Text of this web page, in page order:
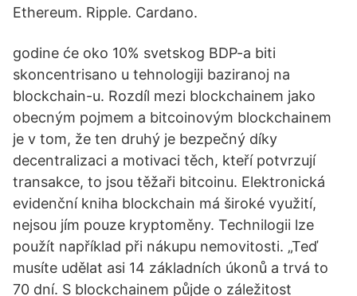
Ethereum. Ripple. Cardano.
godine će oko 10% svetskog BDP-a biti
skoncentrisano u tehnologiji baziranoj na
blockchain-u. Rozdíl mezi blockchainem jako
obecným pojmem a bitcoinovým blockchainem
je v tom, že ten druhý je bezpečný díky
decentralizaci a motivaci těch, kteří potvrzují
transakce, to jsou těžaři bitcoinu. Elektronická
evidenční kniha blockchain má široké využití,
nejsou jím pouze kryptoměny. Technilogii lze
použít například při nákupu nemovitosti. „Teď
musíte udělat asi 14 základních úkonů a trvá to
70 dní. S blockchainem půjde o záležitost